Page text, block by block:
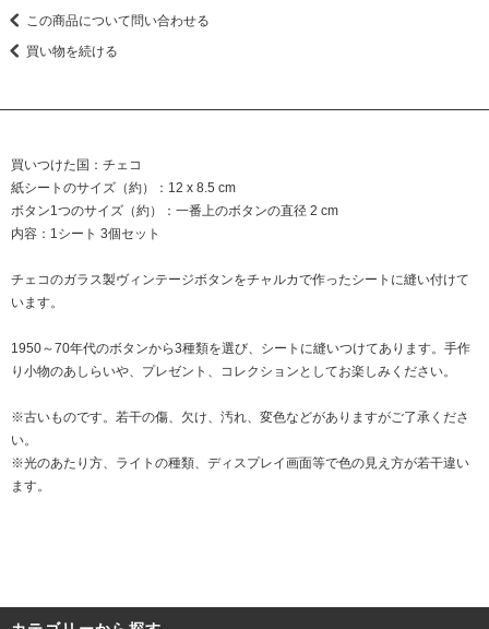
この商品について問い合わせる
買い物を続ける
買いつけた国：チェコ
紙シートのサイズ（約）：12 x 8.5 cm
ボタン1つのサイズ（約）：一番上のボタンの直径 2 cm
内容：1シート 3個セット
チェコのガラス製ヴィンテージボタンをチャルカで作ったシートに縫い付けて
います。
1950～70年代のボタンから3種類を選び、シートに縫いつけてあります。手作
り小物のあしらいや、プレゼント、コレクションとしてお楽しみください。
※古いものです。若干の傷、欠け、汚れ、変色などがありますがご了承くださ
い。
※光のあたり方、ライトの種類、ディスプレイ画面等で色の見え方が若干違い
ます。